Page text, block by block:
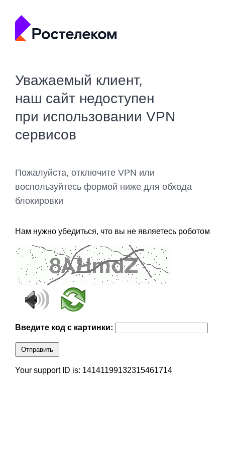
Уважаемый клиент,
наш сайт недоступен
при использовании VPN
сервисов
Пожалуйста, отключите VPN или
воспользуйтесь формой ниже для обхода
блокировки
Нам нужно убедиться, что вы не являетесь роботом
Введите код с картинки:
Отправить
Your support ID is: 14141199132315461714